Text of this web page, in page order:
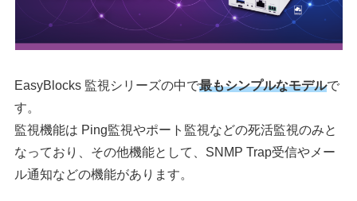
EasyBlocks 監視シリーズの中で最もシンプルなモデルで
す。
監視機能は Ping監視やポート監視などの死活監視のみと
なっており、その他機能として、SNMP Trap受信やメー
ル通知などの機能があります。